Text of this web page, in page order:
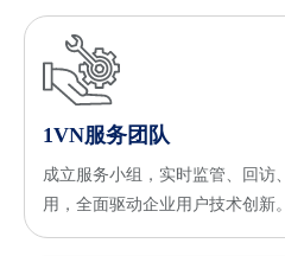
1VN服务团队
成立服务小组，实时监管、回访
用，全面驱动企业用户技术创新。